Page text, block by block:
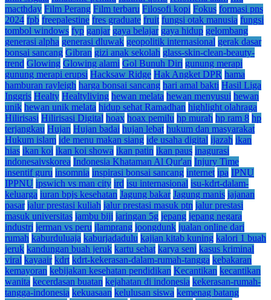
macthday Film Perang Film terbaru Filosofi kopi Fokus formasi pns
2024 fpb freepalestine fres graduate fruit fungsi otak manusia fungsi
tombol windows fyp ganjar gaya belajar gaya hidup gelombang
generasi alpha generasi dluwak geopolitik internasional gerak dasar
bonsai sancang Gibran gizi anak sekolah glass-skin-clean-beauty-
trend Glowing Glowing alami Gol Bunuh Diri gunung merapi
gunung merapi erupsi Hacksaw Ridge Hak Angket DPR hama
hamburan rayleigh harga bonsai sancang hari amal bakti Hasil Liga
Inggris Healty Healtyliving hewan melata hewan menyusui hewan
unik hewan unik melata hidup sehat Ramadhan highlight olahraga
Hilirisasi Hilirisasi Digital hoax hoax pemilu hp murah hp ram 8 hp
terjangkau Hujan Hujan badai hujan lebat hukum dan masyarakat
Hukum islam ide menu makan siang ide usaha digital ijazah ikan
hias ikan koi ikan koi showa ikan patin ikan paus inagurasi
indonesaivskorea Indonesia Khataman Al Qur'an Injury Time
insentif guru insomnia inspirasi bonsai sancang internet ipa IPNU
IPPNU ipswich vs man city ird isu internasional isu-kdrt-dalam-
keluarga iuran bpjs kesehatan Jagung bakar Jagung manis jajanan
pasar jalur prestasi kuliah jalur prestasi masuk ptn jalur prestasi
masuk universitas jambu biji jaringan 5g jepang jepang negara
industri jerman vs peru jlamprang joongdunk jualan online dari
rumah kaburduluaja kaburjadadulu kajian kitab kuning kalori 1 buah
jeruk kandungan buah jeruk kartu sehat karya seni kasus kriminal
viral kayaair kdrt kdrt-kekerasan-dalam-rumah-tangga kebakaran
kemayoran kebijakan kesehatan pendidikan Kecantikan kecantikan
wanita kecerdasan buatan kejahatan di indonesia kekerasan-rumah-
tangga-indonesia kekuasaan kelulusan siswa kemenag batang